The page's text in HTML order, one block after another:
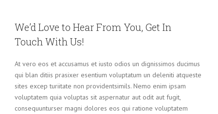
We’d Love to Hear From You, Get In
Touch With Us!
At vero eos et accusamus et iusto odios un dignissimos ducimus
qui blan ditiis prasixer esentium voluptatum un deleniti atqueste
sites excep turiitate non providentsimils. Nemo enim ipsam
voluptatem quia voluptas sit aspernatur aut odit aut fugit,
consequunturser magni dolores eos qui ratione voluptatem